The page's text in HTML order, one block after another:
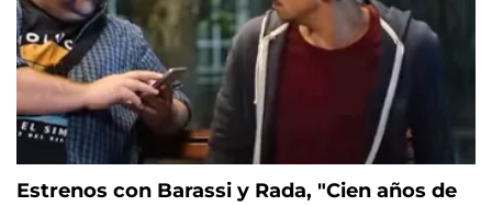
Estrenos con Barassi y Rada, "Cien años de